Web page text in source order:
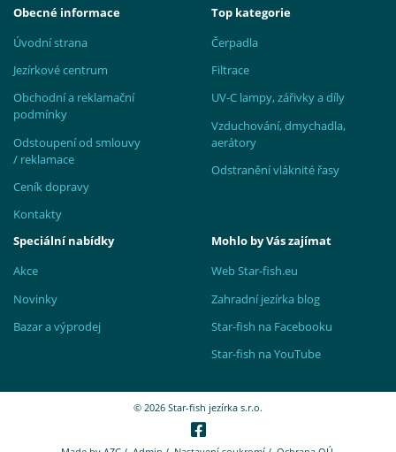
Obecné informace
Úvodní strana
Jezírkové centrum
Obchodní a reklamační
podmínky
Odstoupení od smlouvy
/ reklamace
Ceník dopravy
Kontakty
Top kategorie
Čerpadla
Filtrace
UV-C lampy, zářivky a díly
Vzduchování, dmychadla,
aerátory
Odstranění vláknité řasy
Speciální nabídky
Akce
Novinky
Bazar a výprodej
Mohlo by Vás zajímat
Web Star-fish.eu
Zahradní jezírka blog
Star-fish na Facebooku
Star-fish na YouTube
© 2026 Star-fish jezírka s.r.o.